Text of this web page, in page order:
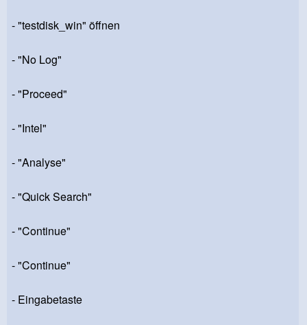
- "testdisk_win" öffnen
- "No Log"
- "Proceed"
- "Intel"
- "Analyse"
- "Quick Search"
- "Continue"
- "Continue"
- Eingabetaste